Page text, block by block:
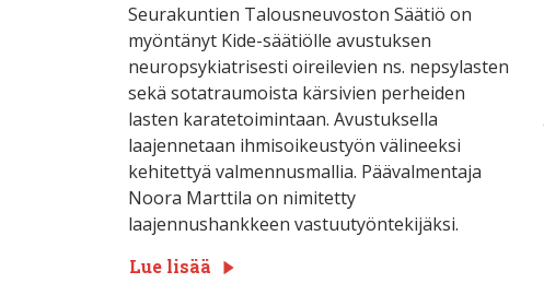
Seurakuntien Talousneuvoston Säätiö on
myöntänyt Kide-säätiölle avustuksen
neuropsykiatrisesti oireilevien ns. nepsylasten
sekä sotatraumoista kärsivien perheiden
lasten karatetoimintaan. Avustuksella
laajennetaan ihmisoikeustyön välineeksi
kehitettyä valmennusmallia. Päävalmentaja
Noora Marttila on nimitetty
laajennushankkeen vastuutyöntekijäksi.
Lue lisää